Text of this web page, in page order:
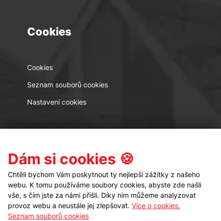
Cookies
Cookies
Seznam souborů cookies
Nastavení cookies
Kontakt Sledujte nás
Dám si cookies 🍪
Chtěli bychom Vám poskytnout ty nejlepší zážitky z našeho
webu. K tomu používáme soubory cookies, abyste zde našli
vše, s čím jste za námi přišli. Díky nim můžeme analyzovat
provoz webu a neustále jej zlepšovat. Více o cookies.
Seznam souborů cookies